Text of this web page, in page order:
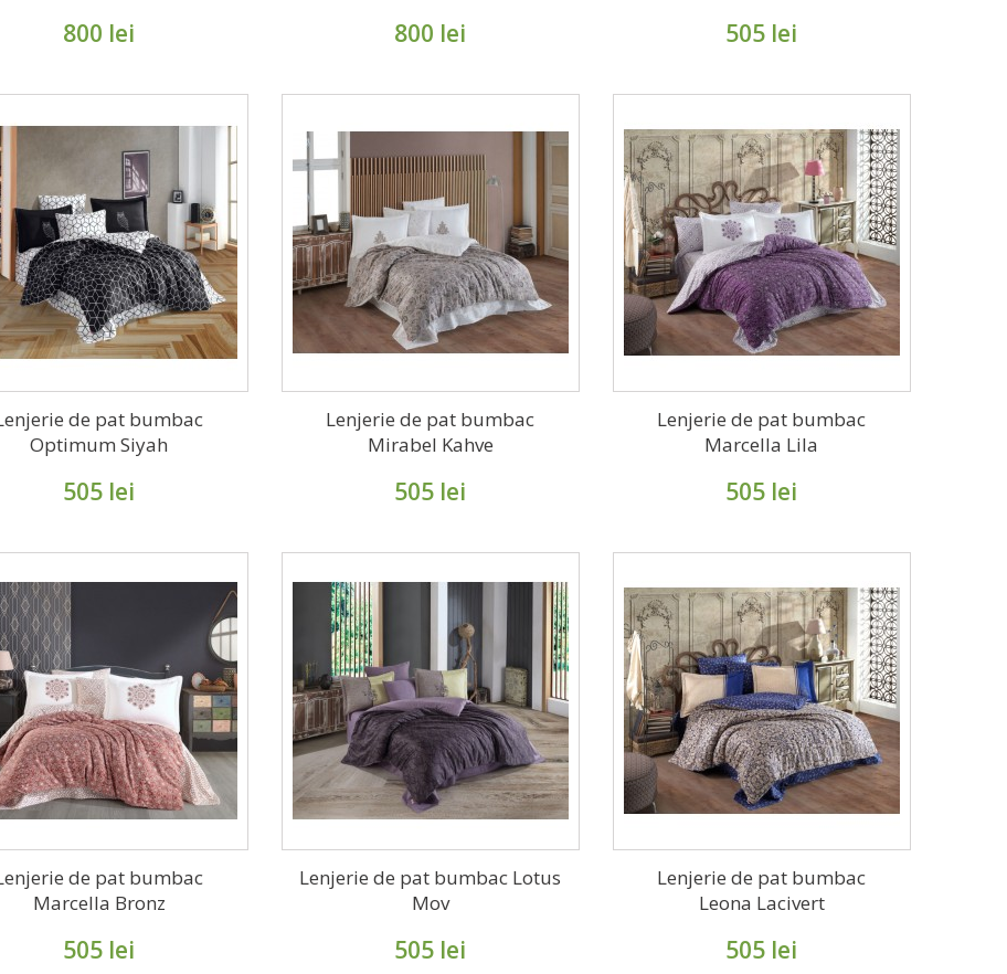
800 lei 800 lei 505 lei
de pat bumbac
Optimum Siyah
505 lei
Lenjerie de pat bumbac
Mirabel Kahve
505 lei
Lenjerie de pat bumbac
Marcella Lila
505 lei
de pat bumbac
Marcella Bronz
505 lei
Lenjerie de pat bumbac Lotus
Mov
505 lei
Lenjerie de pat bumbac
Leona Lacivert
505 lei